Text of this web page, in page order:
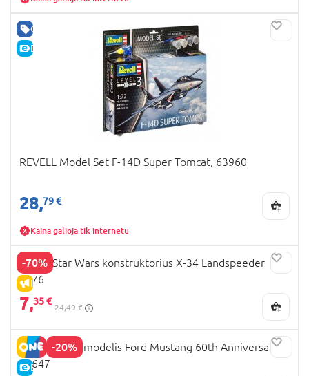
GERA KAINA
E-KAINA
REVELL Model Set F-14D Super Tomcat, 63960
28,79 €
Kaina galioja tik internetu
-70%
IŠPARDAVIMAS
Revell Star Wars konstruktorius X-34 Landspeeder
6676
7,35 €
24,49 €
-20%
E-KAINA
REVELL 1:24 modelis Ford Mustang 60th Anniversary,
05647